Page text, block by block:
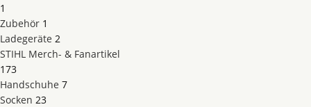
1
Zubehör 1
Ladegeräte 2
STIHL Merch- & Fanartikel
173
Handschuhe 7
Socken 23